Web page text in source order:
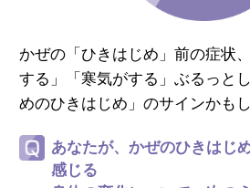
かぜの「ひきはじめ」前の症状、
する」「寒気がする」ぶるっとし
めのひきはじめ」のサインかもし
あなたが、かぜのひきはじ
感じる